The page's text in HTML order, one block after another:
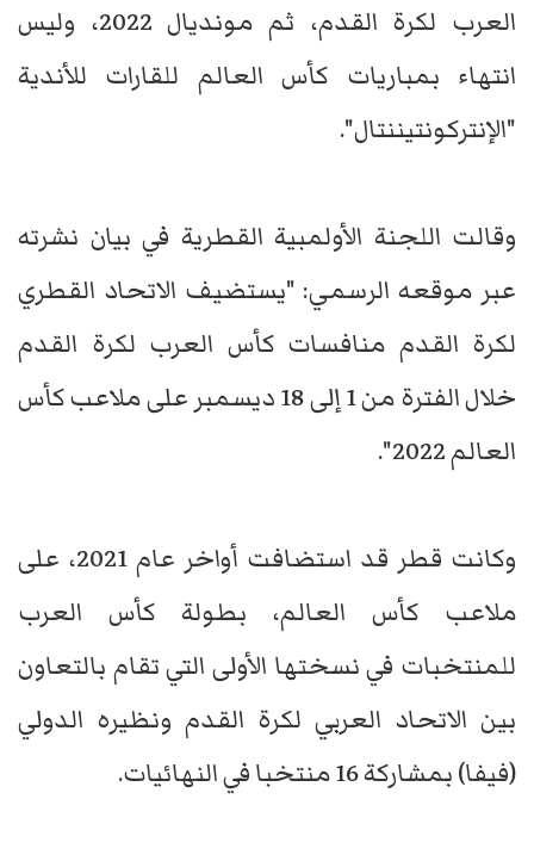
العرب لكرة القدم، ثم مونديال 2022، وليس
انتهاء بمباريات كأس العالم للقارات للأندية
"الإنتركونتيننتال".
وقالت اللجنة الأولمبية القطرية في بيان نشرته
عبر موقعه الرسمي: "يستضيف الاتحاد القطري
لكرة القدم منافسات كأس العرب لكرة القدم
خلال الفترة من 1 إلى 18 ديسمبر على ملاعب كأس
العالم 2022".
وكانت قطر قد استضافت أواخر عام 2021، على
ملاعب كأس العالم، بطولة كأس العرب
للمنتخبات في نسختها الأولى التي تقام بالتعاون
بين الاتحاد العربي لكرة القدم ونظيره الدولي
(فيفا) بمشاركة 16 منتخبا في النهائيات.